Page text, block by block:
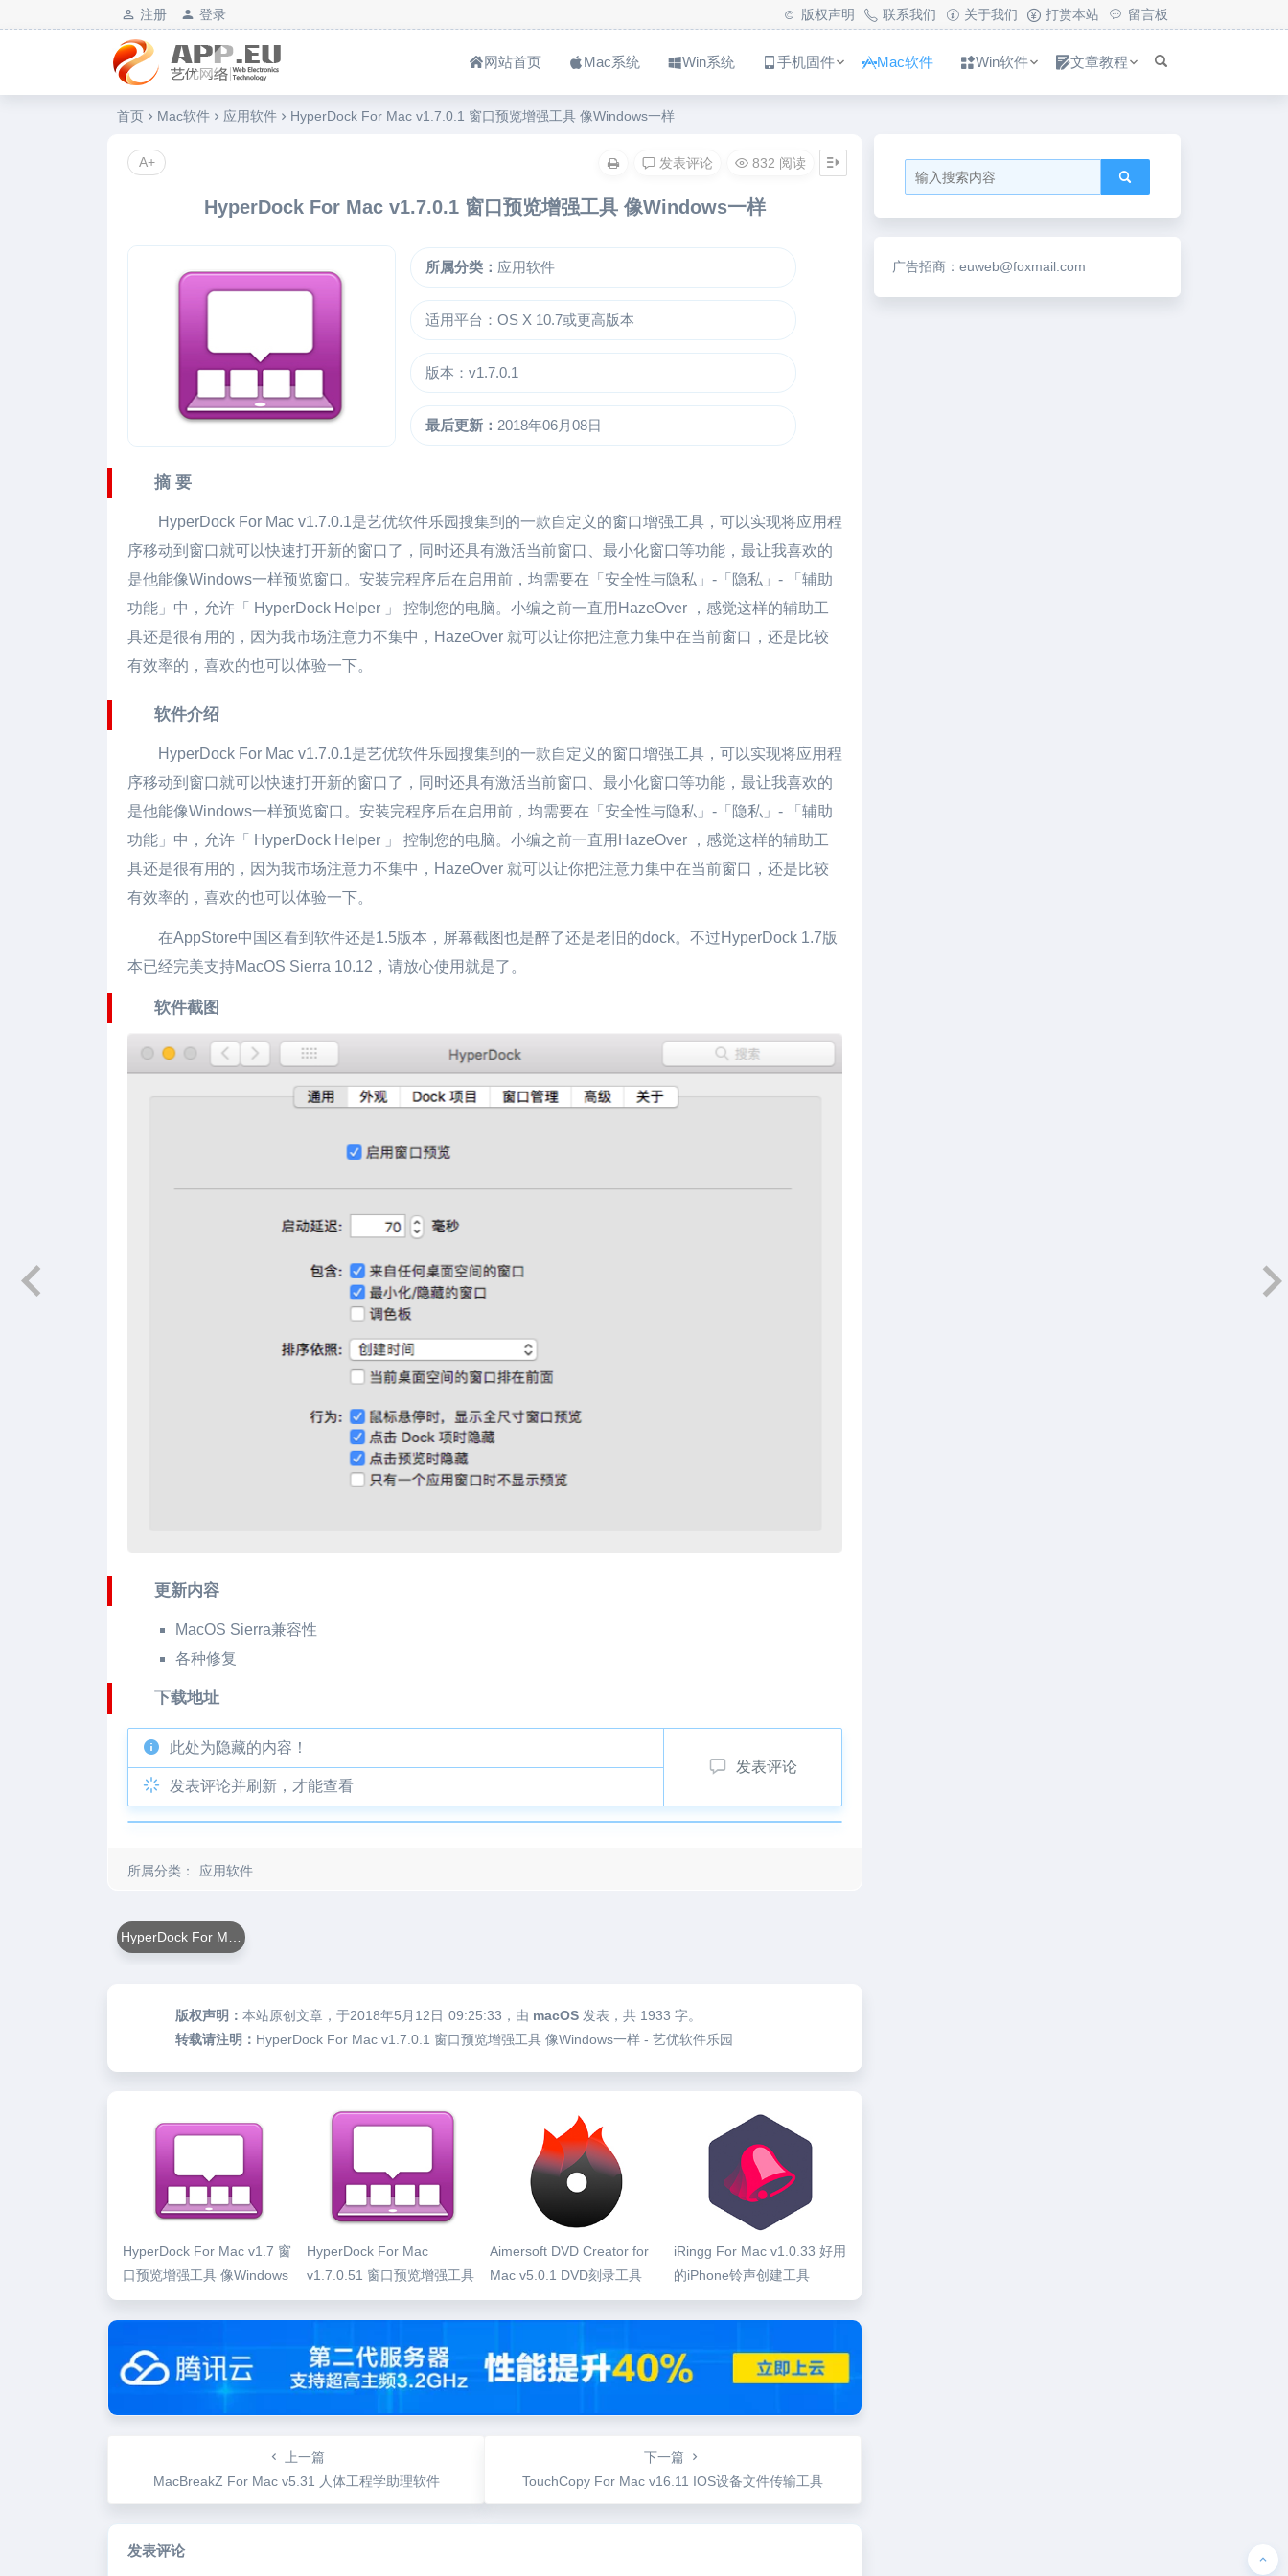
注册 登录 版权声明 联系我们 关于我们 打赏本站 留言板
艺优软件乐园
网站首页 Mac系统 Win系统 手机固件 Mac软件 Win软件 文章教程
首页 Mac软件 应用软件 HyperDock For Mac v1.7.0.1 窗口预览增强工具 像Windows一样
HyperDock For Mac v1.7.0.1 窗口预览增强工具 像Windows一样
所属分类： 应用软件
适用平台：OS X 10.7或更高版本
版本：v1.7.0.1
最后更新： 2018年06月08日
摘 要
HyperDock For Mac v1.7.0.1是艺优软件乐园搜集到的一款自定义的窗口增强工具，可以实现将应用程
序移动到窗口就可以快速打开新的窗口了，同时还具有激活当前窗口、最小化窗口等功能，最让我喜欢的
是他能像Windows一样预览窗口。安装完程序后在启用前，均需要在「安全性与隐私」-「隐私」- 「辅助
功能」中，允许「 HyperDock Helper 」 控制您的电脑。小编之前一直用HazeOver ，感觉这样的辅助工
具还是很有用的，因为我市场注意力不集中，HazeOver 就可以让你把注意力集中在当前窗口，还是比较
有效率的，喜欢的也可以体验一下。
软件介绍
HyperDock For Mac v1.7.0.1是艺优软件乐园搜集到的一款自定义的窗口增强工具，可以实现将应用程
序移动到窗口就可以快速打开新的窗口了，同时还具有激活当前窗口、最小化窗口等功能，最让我喜欢的
是他能像Windows一样预览窗口。安装完程序后在启用前，均需要在「安全性与隐私」-「隐私」- 「辅助
功能」中，允许「 HyperDock Helper 」 控制您的电脑。小编之前一直用HazeOver ，感觉这样的辅助工
具还是很有用的，因为我市场注意力不集中，HazeOver 就可以让你把注意力集中在当前窗口，还是比较
有效率的，喜欢的也可以体验一下。
在AppStore中国区看到软件还是1.5版本，屏幕截图也是醉了还是老旧的dock。不过HyperDock 1.7版
本已经完美支持MacOS Sierra 10.12，请放心使用就是了。
软件截图
更新内容
MacOS Sierra兼容性
各种修复
下载地址
此处为隐藏的内容！
发表评论并刷新，才能查看
发表评论
发表评论 832 阅读
A+
所属分类： 应用软件
版权声明： 本站原创文章，于2018年5月12日 09:25:33 ，由 macOS 发表，共 1933 字。
转载请注明： HyperDock For Mac v1.7.0.1 窗口预览增强工具 像Windows一样 - 艺优软件乐园
HyperDock For Mac v1.7 窗
口预览增强工具 像Windows
一样
HyperDock For Mac
v1.7.0.51 窗口预览增强工具
像Windows一样
Aimersoft DVD Creator for
Mac v5.0.1 DVD刻录工具
iRingg For Mac v1.0.33 好用
的iPhone铃声创建工具
上一篇
MacBreakZ For Mac v5.31 人体工程学助理软件
下一篇
TouchCopy For Mac v16.11 IOS设备文件传输工具
发表评论
广告招商：euweb@foxmail.com